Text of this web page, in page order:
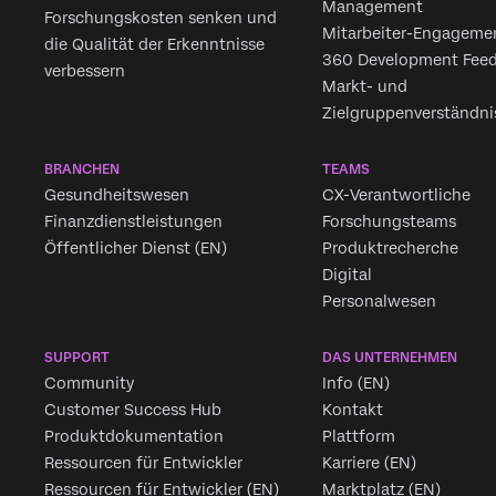
Forschungskosten senken und
die Qualität der Erkenntnisse
verbessern
Management
Mitarbeiter-
360 Development
Markt- und
BRANCHEN
Gesundheitswesen
Finanzdienstleistungen
Öffentlicher Dienst (EN)
TEAMS
CX-Verantwortliche
Forschungsteams
Produktrecherche
Digital
Personalwesen
SUPPORT
Community
Customer Success Hub
Produktdokumentation
Ressourcen für Entwickler
Ressourcen für Entwickler (EN)
DAS UNTERNEHMEN
Info (EN)
Kontakt
Plattform
Karriere (EN)
Marktplatz (EN)